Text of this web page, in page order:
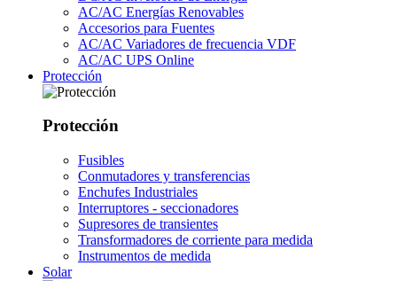
AC/AC Energías Renovables
Accesorios para Fuentes
AC/AC Variadores de frecuencia VDF
AC/AC UPS Online
Protección
Protección
Fusibles
Conmutadores y transferencias
Enchufes Industriales
Interruptores - seccionadores
Supresores de transientes
Transformadores de corriente para medida
Instrumentos de medida
Solar